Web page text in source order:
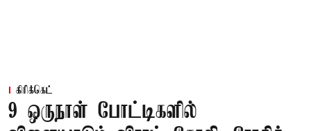
கிரிக்கெட்
9 ஒருநாள் போட்டிகளில்